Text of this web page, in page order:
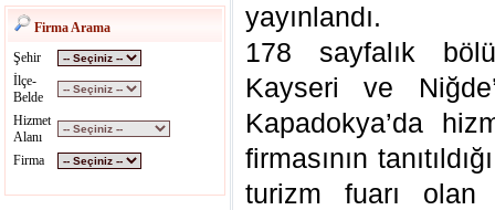
Firma Arama
Şehir
İlçe-
Belde
Hizmet
Alanı
Firma
yayınlandı.
178 sayfalık
Kayseri ve
Kapadokya’da
firmasının
turizm fuarı olan